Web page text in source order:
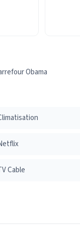
Obama
Cable